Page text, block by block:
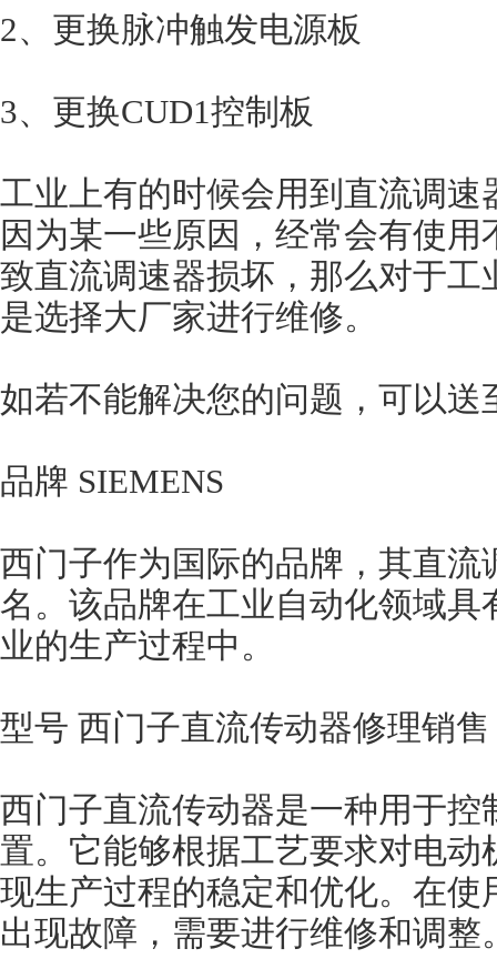
2、更换脉冲触发电源板
3、更换CUD1控制板
工业上有的时候会用到直流调
因为某一些原因，经常会有使
致直流调速器损坏，那么对于
是选择大厂家进行维修。
如若不能解决您的问题，可以送
品牌 SIEMENS
西门子作为国际的品牌，其直
名。该品牌在工业自动化领域
业的生产过程中。
型号 西门子直流传动器修理销售
西门子直流传动器是一种用于
置。它能够根据工艺要求对电
现生产过程的稳定和优化。在
出现故障，需要进行维修和调整